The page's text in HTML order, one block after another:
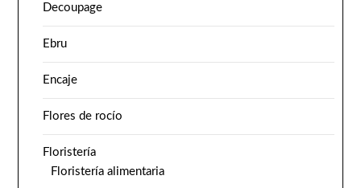
Decoupage
Ebru
Encaje
Flores de rocío
Floristería
Floristería alimentaria